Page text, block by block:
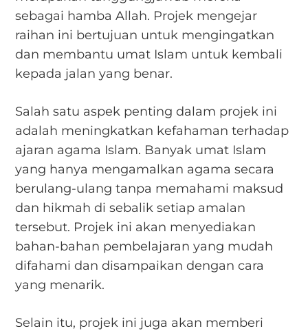
sebagai hamba Allah. Projek mengejar
raihan ini bertujuan untuk mengingatkan
dan membantu umat Islam untuk kembali
kepada jalan yang benar.
Salah satu aspek penting dalam projek ini
adalah meningkatkan kefahaman terhadap
ajaran agama Islam. Banyak umat Islam
yang hanya mengamalkan agama secara
berulang-ulang tanpa memahami maksud
dan hikmah di sebalik setiap amalan
tersebut. Projek ini akan menyediakan
bahan-bahan pembelajaran yang mudah
difahami dan disampaikan dengan cara
yang menarik.
Selain itu, projek ini juga akan memberi